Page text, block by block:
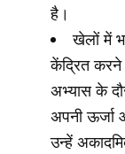
है।
खेलों में
केंद्रित करने
अभ्यास के
अपनी
उन्हें